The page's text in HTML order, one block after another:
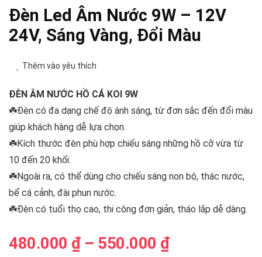
Đèn Led Âm Nước 9W – 12V
24V, Sáng Vàng, Đổi Màu
Thêm vào yêu thích
ĐÈN ÂM NƯỚC HỒ CÁ KOI 9W
☘️Đèn có đa dạng chế độ ánh sáng, từ đơn sắc đến đổi màu
giúp khách hàng dễ lựa chọn.
☘️Kích thước đèn phù hợp chiếu sáng những hồ cỡ vừa từ
10 đến 20 khối.
☘️Ngoài ra, có thể dùng cho chiếu sáng non bộ, thác nước,
bể cá cảnh, đài phun nước.
☘️Đèn có tuổi thọ cao, thi công đơn giản, tháo lắp dễ dàng.
480.000 ₫ – 550.000 ₫Khoảng